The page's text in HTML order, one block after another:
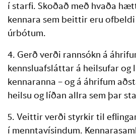
í starfi. Skoðað með hvaða
kennara sem beittir eru
úrbótum.
4. Gerð verði rannsókn á
kennsluafsláttar á heilsufar og
kennaranna – og á áhrifum
heilsu og líðan allra sem þar
5. Veittir verði styrkir til
í menntavísindum.